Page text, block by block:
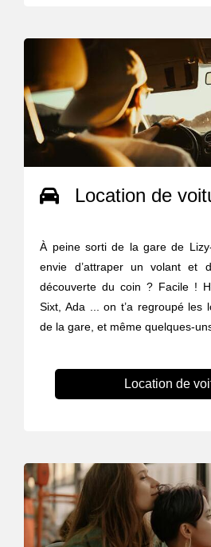
Location de
À peine sorti de la gare de
envie d’attraper un volant et
découverte du coin ? Facile !
Sixt, Ada ... on t’a regroupé les
de la gare, et même quelques-
Location de